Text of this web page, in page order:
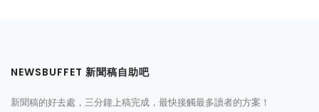
NEWSBUFFET 新聞稿自助吧
新聞稿的好去處，三分鐘上稿完成，最快接觸最多讀者的方案！